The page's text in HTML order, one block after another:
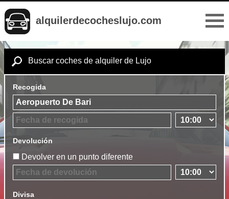
alquilerdecocheslujo.com
Buscar coches de alquiler de Lujo
Recogida
Devolución
Devolver en un punto diferente
Divisa